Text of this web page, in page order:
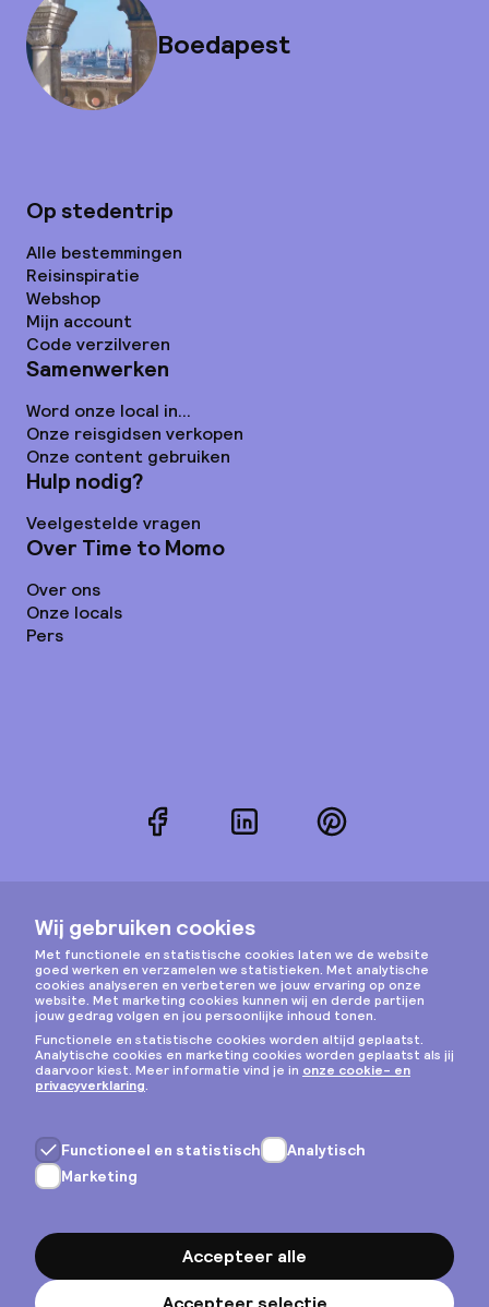
Boedapest
Op stedentrip
Alle bestemmingen
Reisinspiratie
Webshop
Mijn account
Code verzilveren
Samenwerken
Word onze local in...
Onze reisgidsen verkopen
Onze content gebruiken
Hulp nodig?
Veelgestelde vragen
Over Time to Momo
Over ons
Onze locals
Pers
FacebookLinkedInPinterest
Instagram
Privacy & cookies
Algemene voorwaarden